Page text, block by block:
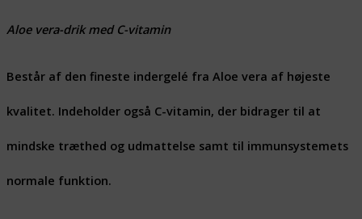
Aloe vera-drik med C-vitamin
Består af den fineste indergelé fra Aloe vera af højeste
kvalitet. Indeholder også C-vitamin, der bidrager til at
mindske træthed og udmattelse samt til immunsystemets
normale funktion.